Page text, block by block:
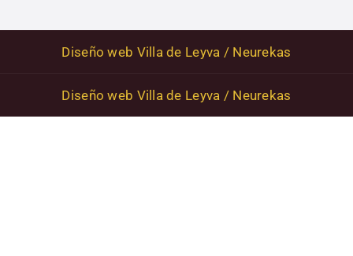
Diseño web Villa de Leyva / Neurekas
Diseño web Villa de Leyva / Neurekas